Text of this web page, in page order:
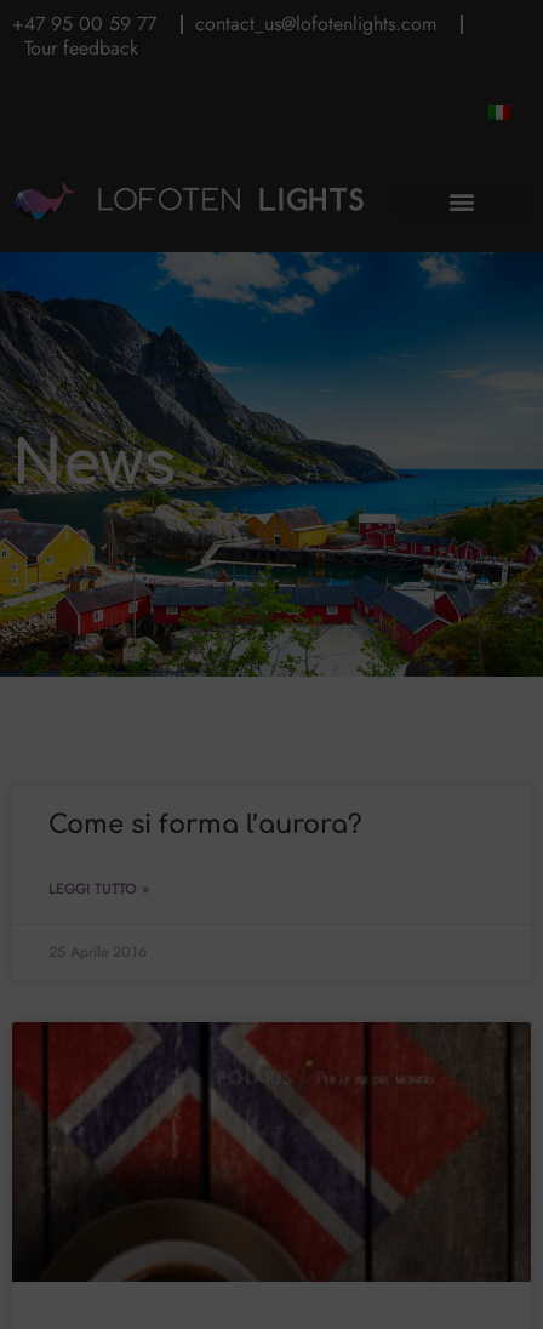
+47 95 00 59 77
contact_us@lofotenlights.com
Tour feedback
News
Come si forma l’aurora?
LEGGI TUTTO »
25 Aprile 2016